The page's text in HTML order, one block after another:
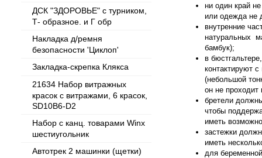
ДСК "ЗДОРОВЬЕ" с турником,
Т- образное. и Г обр
Накладка д/ремня
безопасности 'Циклоп'
Закладка-скрепка Клякса
21634 Набор витражных
красок с витражами, 6 красок,
SD10B6-D2
Набор с канц. товарами Winx
шестиугольник
Автотрек 2 машинки (щетки)
ни один край
или одежда не
внутренние
натуральных
бамбук);
в
контактируют
(небольшой
он не проходит
бретели
чтобы
иметь
застежки
иметь
для